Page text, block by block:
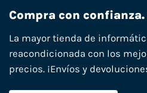
Compra con confianza.
La mayor tienda de
reacondicionada con los
precios. ¡Envíos y